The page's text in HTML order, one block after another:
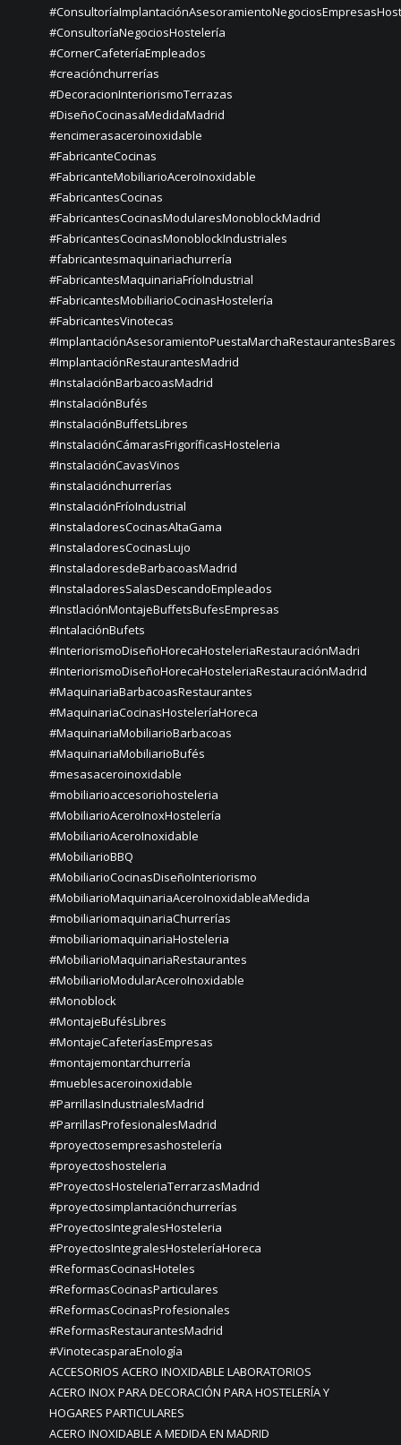
#ConsultoríaNegociosHostelería
#CornerCafeteríaEmpleados
#creaciónchurrerías
#DecoracionInteriorismoTerrazas
#DiseñoCocinasaMedidaMadrid
#encimerasaceroinoxidable
#FabricanteCocinas
#FabricanteMobiliarioAceroInoxidable
#FabricantesCocinas
#FabricantesCocinasModularesMonoblockMadrid
#FabricantesCocinasMonoblockIndustriales
#fabricantesmaquinariachurrería
#FabricantesMaquinariaFríoIndustrial
#FabricantesMobiliarioCocinasHostelería
#FabricantesVinotecas
#ImplantaciónAsesoramientoPuestaMarchaRestaurantesBares
#ImplantaciónRestaurantesMadrid
#InstalaciónBarbacoasMadrid
#InstalaciónBufés
#InstalaciónBuffetsLibres
#InstalaciónCámarasFrigoríficasHosteleria
#InstalaciónCavasVinos
#instalaciónchurrerías
#InstalaciónFríoIndustrial
#InstaladoresCocinasAltaGama
#InstaladoresCocinasLujo
#InstaladoresdeBarbacoasMadrid
#InstaladoresSalasDescandoEmpleados
#InstlaciónMontajeBuffetsBufesEmpresas
#IntalaciónBufets
#InteriorismoDiseñoHorecaHosteleriaRestauraciónMadri
#InteriorismoDiseñoHorecaHosteleriaRestauraciónMadrid
#MaquinariaBarbacoasRestaurantes
#MaquinariaCocinasHosteleríaHoreca
#MaquinariaMobiliarioBarbacoas
#MaquinariaMobiliarioBufés
#mesasaceroinoxidable
#mobiliarioaccesoriohosteleria
#MobiliarioAceroInoxHostelería
#MobiliarioAceroInoxidable
#MobiliarioBBQ
#MobiliarioCocinasDiseñoInteriorismo
#MobiliarioMaquinariaAceroInoxidableaMedida
#mobiliariomaquinariaChurrerías
#mobiliariomaquinariaHosteleria
#MobiliarioMaquinariaRestaurantes
#MobiliarioModularAceroInoxidable
#Monoblock
#MontajeBufésLibres
#MontajeCafeteríasEmpresas
#montajemontarchurrería
#mueblesaceroinoxidable
#ParrillasIndustrialesMadrid
#ParrillasProfesionalesMadrid
#proyectosempresashostelería
#proyectoshosteleria
#ProyectosHosteleriaTerrarzasMadrid
#proyectosimplantaciónchurrerías
#ProyectosIntegralesHosteleria
#ProyectosIntegralesHosteleríaHoreca
#ReformasCocinasHoteles
#ReformasCocinasParticulares
#ReformasCocinasProfesionales
#ReformasRestaurantesMadrid
#VinotecasparaEnología
ACCESORIOS ACERO INOXIDABLE LABORATORIOS
ACERO INOX PARA DECORACIÓN PARA HOSTELERÍA Y
HOGARES PARTICULARES
ACERO INOXIDABLE A MEDIDA EN MADRID